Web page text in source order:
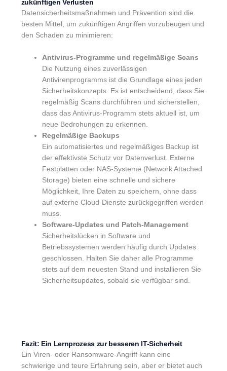
zukünftigen Verlusten
Datensicherheitsmaßnahmen und Prävention sind die
besten Mittel, um zukünftigen Angriffen vorzubeugen und
den Schaden zu minimieren:
Antivirus-Programme und regelmäßige Scans
Die Nutzung eines zuverlässigen
Antivirenprogramms ist die Grundlage eines jeden
Sicherheitskonzepts. Es ist entscheidend, dass Sie
regelmäßig Scans durchführen und sicherstellen,
dass das Antivirus-Programm stets aktuell ist, um
neue Bedrohungen zu erkennen.
Regelmäßige Backups
Ein automatisiertes und regelmäßiges Backup ist
der effektivste Schutz vor Datenverlust. Externe
Festplatten oder NAS-Systeme (Network Attached
Storage) bieten eine schnelle und sichere
Möglichkeit, Ihre Daten zu speichern, ohne dass
auf externe Cloud-Dienste zurückgegriffen werden
muss.
Software-Updates und Patch-Management
Sicherheitslücken in Software und
Betriebssystemen werden häufig durch Updates
geschlossen. Halten Sie daher alle Programme
stets auf dem neuesten Stand und installieren Sie
Sicherheitsupdates, sobald sie verfügbar sind.
Fazit: Ein Lernprozess zur besseren IT-Sicherheit
Ein Viren- oder Ransomware-Angriff kann eine
schwierige und teure Erfahrung sein, aber er bietet auch